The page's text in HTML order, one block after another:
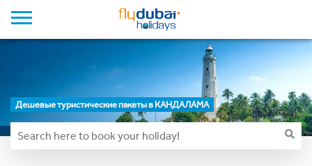
Дешевые туристические пакеты в КАНДАЛАМА